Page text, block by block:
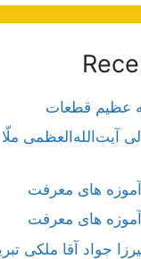
عظیم قطعات
آیت‌الله‌العظمی
های معرفت
های معرفت
جواد آقا ملکی